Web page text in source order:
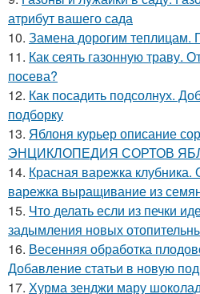
атрибут вашего сада
10. Замена дорогим теплицам.
11. Как сеять газонную траву.
посева?
12. Как посадить подсолнух.
подборку
13. Яблоня курьер описание
ЭНЦИКЛОПЕДИЯ СОРТОВ
14. Красная варежка клубника.
варежка выращивание из
15. Что делать если из печки
задымления новых
16. Весенняя обработка
Добавление статьи в новую
17. Хурма зенджи мару